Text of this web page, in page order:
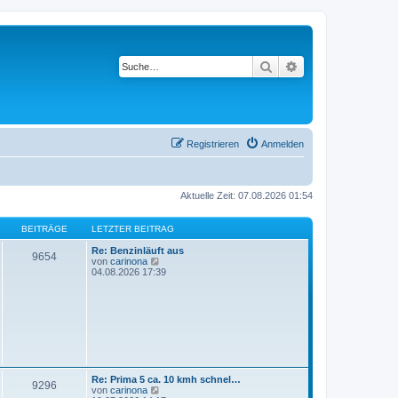
Suche
Anmelden
Registrieren
Aktuelle Zeit: 07.08.2026 01:54
BEITRÄGE LETZTER BEITRAG
9654
Re: Benzinläuft aus
von carinona
e
i
04.08.2026 17:39
9296
Re: Prima 5 ca. 10 kmh schnel…
von carinona